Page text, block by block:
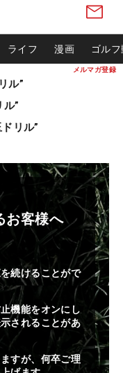
メルマガ登録
ライフ 漫画 ゴル
ル”
”
リル”
お客様へ
続けることがで
機能をオンにし
されることがあ
すが、何卒ご理